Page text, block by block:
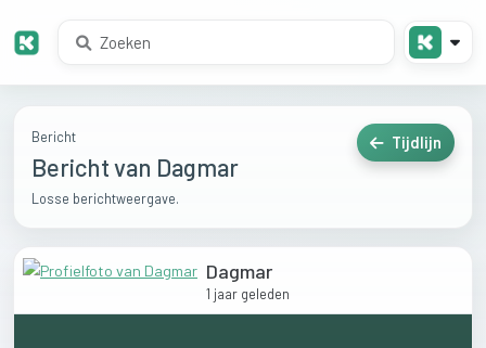
Bericht
Bericht van Dagmar
Losse berichtweergave.
Tijdlijn
Dagmar
1 jaar geleden